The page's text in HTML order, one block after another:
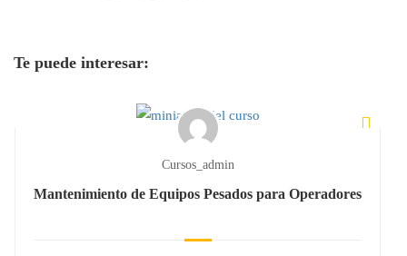
Te puede interesar:
Cursos_admin
Mantenimiento de Equipos Pesados para Operadores